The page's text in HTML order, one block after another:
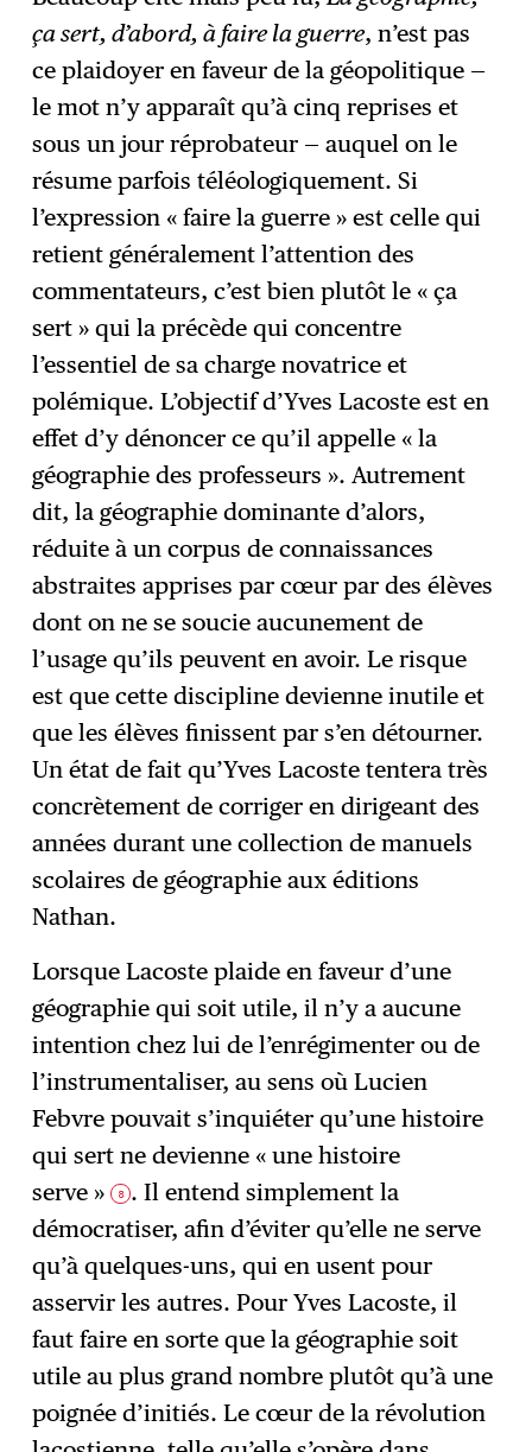
ça sert, d’abord, à faire la guerre, n’est pas
ce plaidoyer en faveur de la géopolitique —
le mot n’y apparaît qu’à cinq reprises et
sous un jour réprobateur — auquel on le
résume parfois téléologiquement. Si
l’expression « faire la guerre » est celle qui
retient généralement l’attention des
commentateurs, c’est bien plutôt le « ça
sert » qui la précède qui concentre
l’essentiel de sa charge novatrice et
polémique. L’objectif d’Yves Lacoste est en
effet d’y dénoncer ce qu’il appelle « la
géographie des professeurs ». Autrement
dit, la géographie dominante d’alors,
réduite à un corpus de connaissances
abstraites apprises par cœur par des élèves
dont on ne se soucie aucunement de
l’usage qu’ils peuvent en avoir. Le risque
est que cette discipline devienne inutile et
que les élèves finissent par s’en détourner.
Un état de fait qu’Yves Lacoste tentera très
concrètement de corriger en dirigeant des
années durant une collection de manuels
scolaires de géographie aux éditions
Nathan.
Lorsque Lacoste plaide en faveur d’une
géographie qui soit utile, il n’y a aucune
intention chez lui de l’enrégimenter ou de
l’instrumentaliser, au sens où Lucien
Febvre pouvait s’inquiéter qu’une histoire
qui sert ne devienne « une histoire
serve » 8 . Il entend simplement la
démocratiser, afin d’éviter qu’elle ne serve
qu’à quelques-uns, qui en usent pour
asservir les autres. Pour Yves Lacoste, il
faut faire en sorte que la géographie soit
utile au plus grand nombre plutôt qu’à une
poignée d’initiés. Le cœur de la révolution